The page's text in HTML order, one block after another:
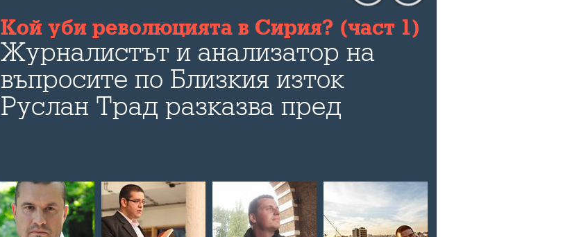
Кой уби революцията в Сирия? (част 1)
Журналистът и анализатор на
въпросите по Близкия изток
Руслан Трад разказва пред
опозиция от дебата за бъдещето
на Сирия и за евентуалните